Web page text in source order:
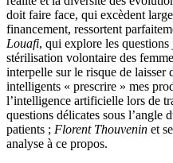
doit faire face, qui excèdent
financement, ressortent
Louafi, qui explore les
stérilisation volontaire des
interpelle sur le risque de laisser
intelligents « prescrire » mes
l’intelligence artificielle lors de
questions délicates sous l’angle
patients ; Florent Thouvenin et
analyse à ce propos.